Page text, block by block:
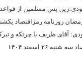
پس مسلمین از قواعد
رمزاقتصاد یکشنبه ۲ فروردین
آقای ظریف با چرتکه و
۲۶ اسفند ۱۴۰۴